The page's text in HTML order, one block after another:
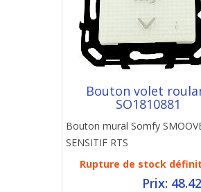
Bouton volet
SO1810881
Bouton mural Somfy
SENSITIF RTS
Rupture de stock
Prix: